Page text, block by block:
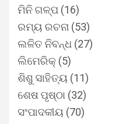
ମିନି ଗଳ୍ପ (16)
ରମ୍ୟ ରଚନା (53)
ଲଳିତ ନିବନ୍ଧ (27)
ଲିମେରିକ୍ (5)
ଶିଶୁ ସାହିତ୍ୟ (11)
ଶେଷ ପୃଷ୍ଠା (32)
ସଂପାଦକୀୟ (70)